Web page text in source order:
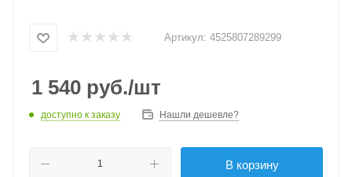
Артикул: 4525807289299
1 540 руб./шт
доступно к заказу Нашли дешевле?
В корзину